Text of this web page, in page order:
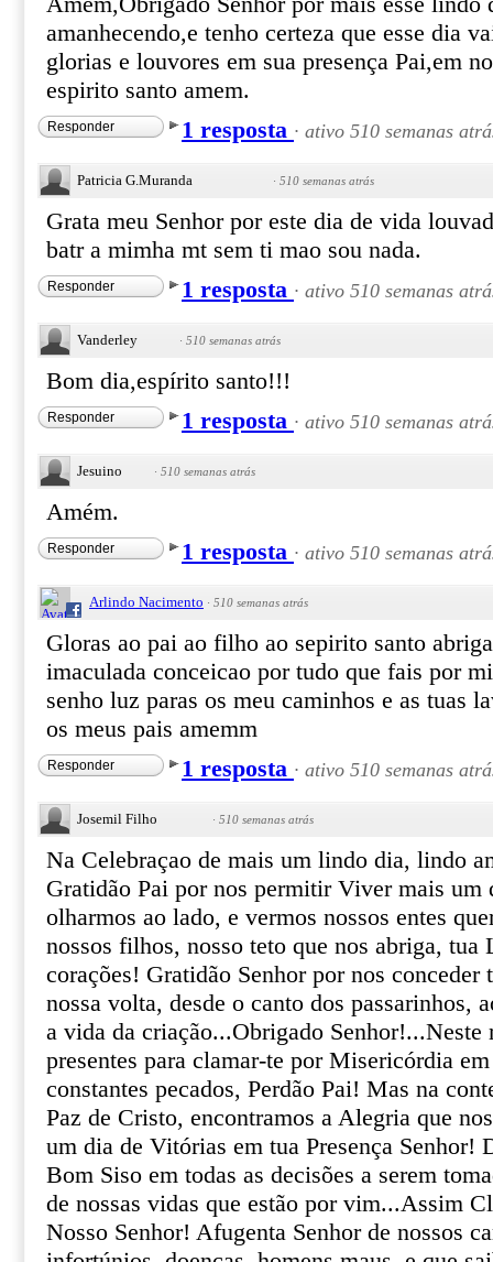
amanhecendo,e tenho certeza que esse dia
glorias e louvores em sua presença Pai,em
espirito santo amem.
Responder 1 resposta · ativo 510 semanas
Patricia G.Muranda · 510 semanas atrás
Grata meu Senhor por este dia de vida
batr a mimha mt sem ti mao sou nada.
Responder 1 resposta · ativo 510 semanas
Vanderley · 510 semanas atrás
Bom dia,espírito santo!!!
Responder 1 resposta · ativo 510 semanas
Jesuino · 510 semanas atrás
Amém.
Responder 1 resposta · ativo 510 semanas
Arlindo Nacimento · 510 semanas atrás
Gloras ao pai ao filho ao sepirito santo
imaculada conceicao por tudo que fais por
senho luz paras os meu caminhos e as tuas
os meus pais amemm
Responder 1 resposta · ativo 510 semanas
Josemil Filho · 510 semanas atrás
Na Celebraçao de mais um lindo dia, lindo
Gratidão Pai por nos permitir Viver mais um
olharmos ao lado, e vermos nossos entes
nossos filhos, nosso teto que nos abriga, tua
corações! Gratidão Senhor por nos conceder
nossa volta, desde o canto dos passarinhos,
a vida da criação...Obrigado Senhor!...Neste
presentes para clamar-te por Misericórdia
constantes pecados, Perdão Pai! Mas na
Paz de Cristo, encontramos a Alegria que
um dia de Vitórias em tua Presença Senhor!
Bom Siso em todas as decisões a serem
de nossas vidas que estão por vim...Assim
Nosso Senhor! Afugenta Senhor de nossos